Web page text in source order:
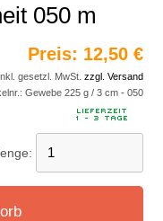
050 m
Preis: 12,50 €
gesetzl. MwSt. zzgl. Versand
Gewebe 225 g / 3 cm - 050